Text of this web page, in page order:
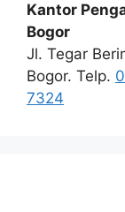
Kantor
Bogor
Jl. Tegar
Bogor. Telp.
7324